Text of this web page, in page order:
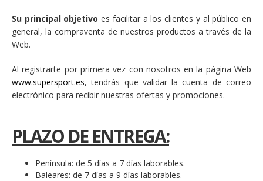
Su principal objetivo es facilitar a los clientes y al público en
general, la compraventa de nuestros productos a través de la
Web.
Al registrarte por primera vez con nosotros en la página Web
www.supersport.es, tendrás que validar la cuenta de correo
electrónico para recibir nuestras ofertas y promociones.
PLAZO DE ENTREGA:
Península: de 5 días a 7 días laborables.
Baleares: de 7 días a 9 días laborables.